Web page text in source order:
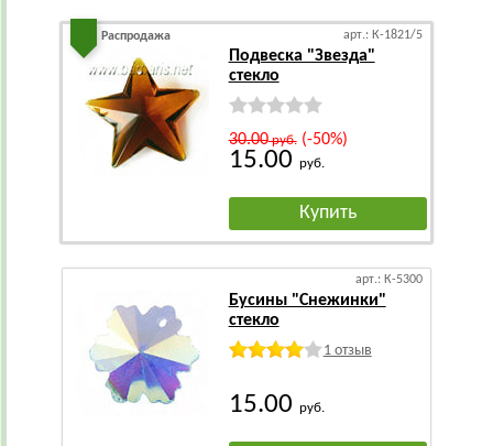
Распродажа арт.: К-1821/5
Подвеска "Звезда"
стекло
30.00руб.(-50%)
15.00 руб.
Купить
арт.: К-5300
Бусины "Снежинки"
стекло
1 отзыв
15.00 руб.